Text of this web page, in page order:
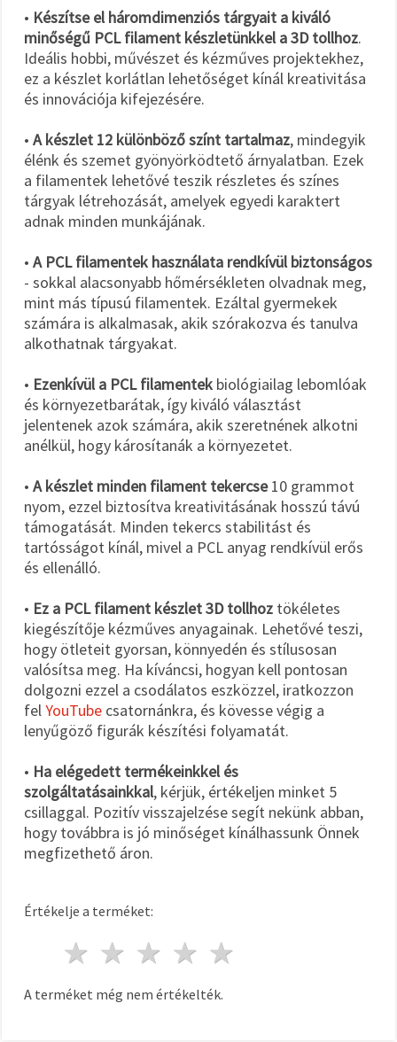
• Készítse el háromdimenziós tárgyait a kiváló
minőségű PCL filament készletünkkel a 3D tollhoz.
Ideális hobbi, művészet és kézműves projektekhez,
ez a készlet korlátlan lehetőséget kínál kreativitása
és innovációja kifejezésére.
• A készlet 12 különböző színt tartalmaz, mindegyik
élénk és szemet gyönyörködtető árnyalatban. Ezek
a filamentek lehetővé teszik részletes és színes
tárgyak létrehozását, amelyek egyedi karaktert
adnak minden munkájának.
• A PCL filamentek használata rendkívül biztonságos
- sokkal alacsonyabb hőmérsékleten olvadnak meg,
mint más típusú filamentek. Ezáltal gyermekek
számára is alkalmasak, akik szórakozva és tanulva
alkothatnak tárgyakat.
• Ezenkívül a PCL filamentek biológiailag lebomlóak
és környezetbarátak, így kiváló választást
jelentenek azok számára, akik szeretnének alkotni
anélkül, hogy károsítanák a környezetet.
• A készlet minden filament tekercse10 grammot
nyom, ezzel biztosítva kreativitásának hosszú távú
támogatását. Minden tekercs stabilitást és
tartósságot kínál, mivel a PCL anyag rendkívül erős
és ellenálló.
• Ez a PCL filament készlet 3D tollhoz tökéletes
kiegészítője kézműves anyagainak. Lehetővé teszi,
hogy ötleteit gyorsan, könnyedén és stílusosan
valósítsa meg. Ha kíváncsi, hogyan kell pontosan
dolgozni ezzel a csodálatos eszközzel, iratkozzon
fel YouTube csatornánkra, és kövesse végig a
lenyűgöző figurák készítési folyamatát.
• Ha elégedett termékeinkkel és
szolgáltatásainkkal, kérjük, értékeljen minket 5
csillaggal. Pozitív visszajelzése segít nekünk abban,
hogy továbbra is jó minőséget kínálhassunk Önnek
megfizethető áron.
Értékelje a terméket:
4 csillagok
3 csillagok
2 csillagok
1 csillag
A terméket még nem értékelték.